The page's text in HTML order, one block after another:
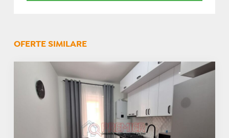
OFERTE SIMILARE